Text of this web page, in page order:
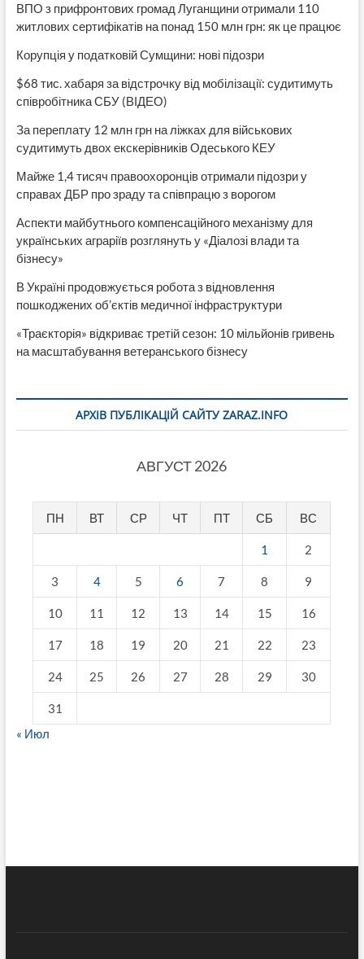
ВПО з прифронтових громад Луганщини отримали 110
житлових сертифікатів на понад 150 млн грн: як це працює
Корупція у податковій Сумщини: нові підозри
$68 тис. хабаря за відстрочку від мобілізації: судитимуть
співробітника СБУ (ВІДЕО)
За переплату 12 млн грн на ліжках для військових
судитимуть двох екскерівників Одеського КЕУ
Майже 1,4 тисяч правоохоронців отримали підозри у
справах ДБР про зраду та співпрацю з ворогом
Аспекти майбутнього компенсаційного механізму для
українських аграріїв розглянуть у «Діалозі влади та
бізнесу»
В Україні продовжується робота з відновлення
пошкоджених об’єктів медичної інфраструктури
«Траєкторія» відкриває третій сезон: 10 мільйонів гривень
на масштабування ветеранського бізнесу
АРХІВ ПУБЛІКАЦІЙ САЙТУ ZARAZ.INFO
АВГУСТ 2026
ПН ВТ СР ЧТ ПТ СБ ВС
1 2
3 4 5 6 7 8 9
10 11 12 13 14 15 16
17 18 19 20 21 22 23
24 25 26 27 28 29 30
31
« Июл